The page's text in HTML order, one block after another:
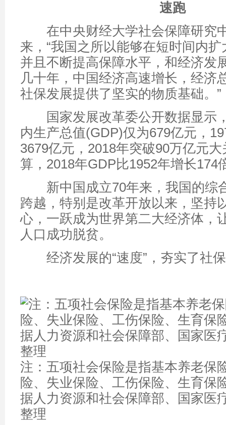
速跑
在中央财经大学社会保障研究
来，“我国之所以能够在短时间内
并且不断提高保障水平，和经济发
几十年，中国经济高速增长，经济
社保发展提供了坚实的物质基础。”
国家发展改革委公开数据显示
内生产总值(GDP)仅为679亿元，
3679亿元，2018年突破90万亿元
算，2018年GDP比1952年增长174
新中国成立70年来，我国的综
跨越，特别是改革开放以来，坚持
心，一跃成为世界第二大经济体，
人口成功脱贫。
经济发展的“速度”，夯实了社保
注：五项社会保险是指基本养老保
险、失业保险、工伤保险、生育保
据人力资源和社会保障部、国家医
整理